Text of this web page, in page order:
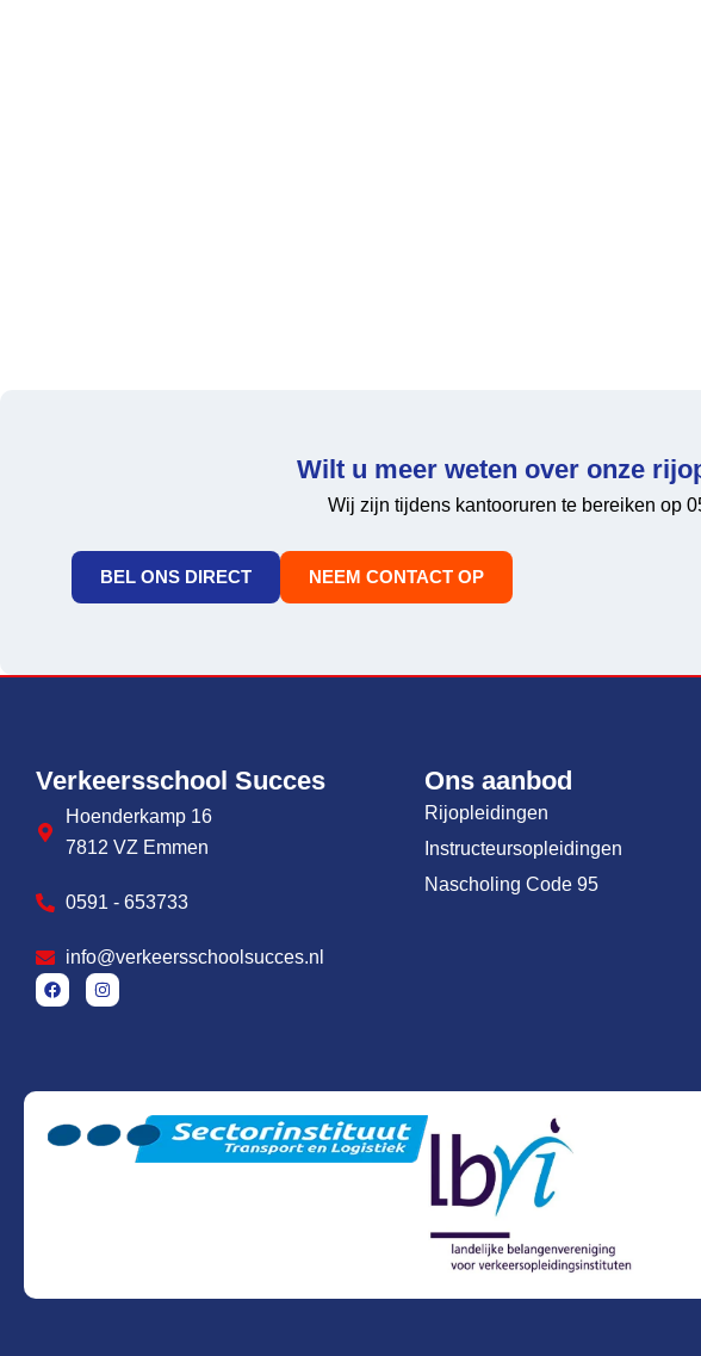
Wilt u meer weten over onze
Wij zijn tijdens kantooruren te bereiken op
BEL ONS DIRECT NEEM CONTACT OP
Verkeersschool Succes
Hoenderkamp 16
7812 VZ Emmen
0591 - 653733
info@verkeersschoolsucces.nl
Ons aanbod
Rijopleidingen
Instructeursopleidingen
Nascholing Code 95